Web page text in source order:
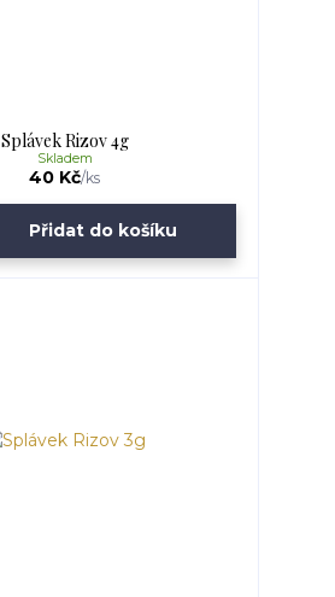
Splávek Rizov 4g
40 Kč/ks
Skladem
Přidat do košíku